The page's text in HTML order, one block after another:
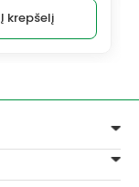
Į krepšelį